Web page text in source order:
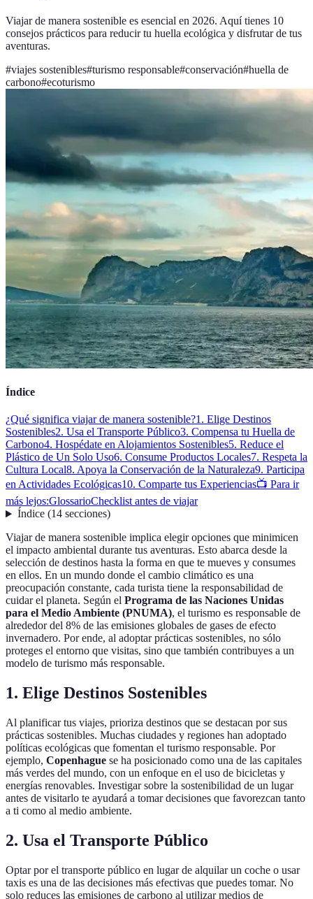
Viajar de manera sostenible es esencial en 2026. Aquí tienes 10
consejos prácticos para reducir tu huella ecológica y disfrutar de tus
aventuras.
#viajes sostenibles#turismo responsable#conservación#huella de
carbono#ecoturismo
Índice
¿Qué significa viajar de manera sostenible?1. Elige Destinos
Sostenibles2. Usa el Transporte Público3. Compensa tu Huella de
Carbono4. Hospédate en Alojamientos Sostenibles5. Reduce el
Plástico de Un Solo Uso6. Consume Productos Locales7. Respeta la
Cultura Local8. Apoya la Conservación de la Naturaleza9. Participa
en Actividades Ecológicas10. Comparte tus Experiencias📺 Para ir
más lejos:GlossarioChecklist antes de viajar
Índice(14 secciones)
Viajar de manera sostenible implica elegir opciones que minimicen
el impacto ambiental durante tus aventuras. Esto abarca desde la
selección de destinos hasta la forma en que te mueves y consumes
en ellos. En un mundo donde el cambio climático es una
preocupación constante, cada turista tiene la responsabilidad de
cuidar el planeta. Según el Programa de las Naciones Unidas
para el Medio Ambiente (PNUMA), el turismo es responsable de
alrededor del 8% de las emisiones globales de gases de efecto
invernadero. Por ende, al adoptar prácticas sostenibles, no sólo
proteges el entorno que visitas, sino que también contribuyes a un
modelo de turismo más responsable.
1. Elige Destinos Sostenibles
Al planificar tus viajes, prioriza destinos que se destacan por sus
prácticas sostenibles. Muchas ciudades y regiones han adoptado
políticas ecológicas que fomentan el turismo responsable. Por
ejemplo, Copenhague se ha posicionado como una de las capitales
más verdes del mundo, con un enfoque en el uso de bicicletas y
energías renovables. Investigar sobre la sostenibilidad de un lugar
antes de visitarlo te ayudará a tomar decisiones que favorezcan tanto
a ti como al medio ambiente.
2. Usa el Transporte Público
Optar por el transporte público en lugar de alquilar un coche o usar
taxis es una de las decisiones más efectivas que puedes tomar. No
solo reduces las emisiones de carbono al utilizar medios de